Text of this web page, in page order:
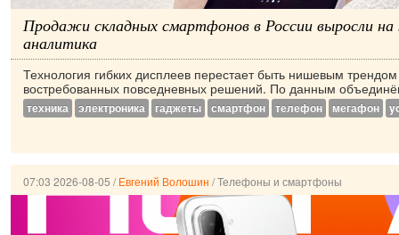
Продажи складных смартфонов в России выросли на
аналитика
Технология гибких дисплеев перестает быть нишевым
востребованных повседневных решений. По данным
техника электроника гаджеты смартфон телефон мегафон
07:03 2026-08-05 /Евгений Волошин /Телефоны и смартфоны